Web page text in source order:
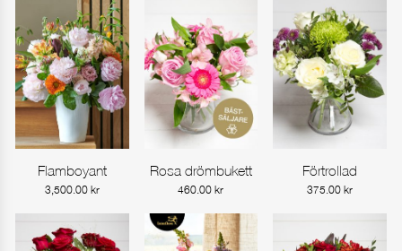
Gå till produkt
Flamboyant
3,500.00 kr
Gå till produkt
Rosa drömbukett
460.00kr
Gå till produkt
Förtrollad
375.00kr